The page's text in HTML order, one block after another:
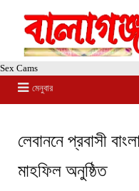
Sex Cams
মেনুবার
লেবাননে প্রবাসী
মাহফিল অনুষ্ঠিত